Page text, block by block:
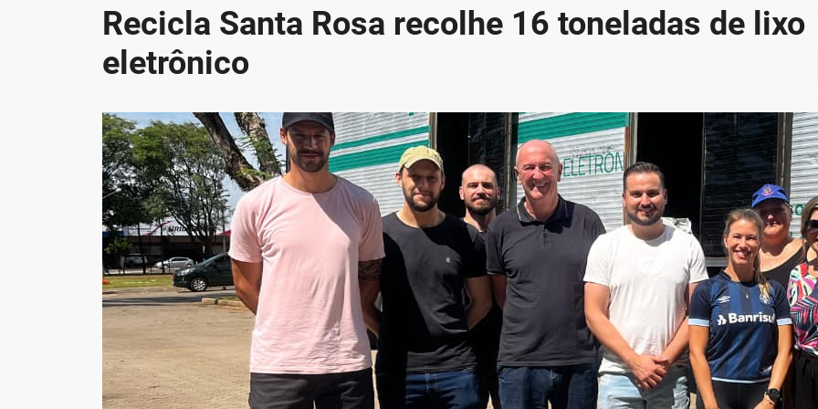
Recicla Santa Rosa recolhe 16 toneladas de lixo
eletrônico